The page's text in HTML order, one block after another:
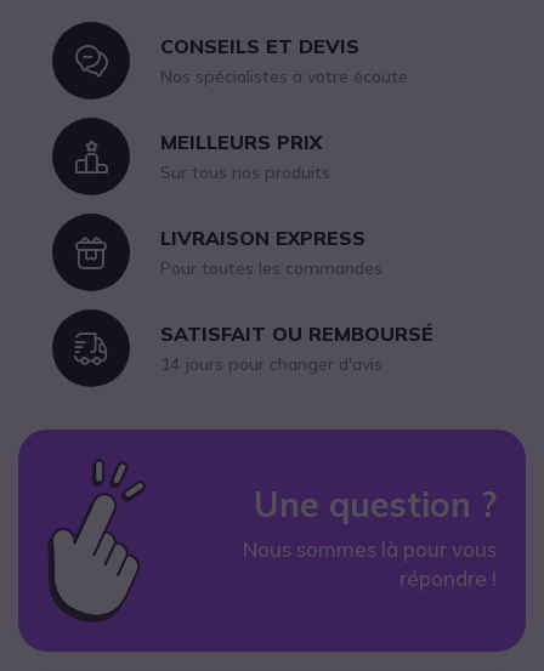
IconCONSEILS ET DEVIS
Nos spécialistes à votre écoute
IconMEILLEURS PRIX
Sur tous nos produits
IconLIVRAISON EXPRESS
Pour toutes les commandes
IconSATISFAIT OU REMBOURSÉ
14 jours pour changer d'avis
Une question ?
Nous sommes là pour vous
répondre !